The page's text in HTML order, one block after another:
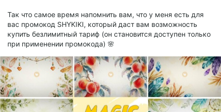
Так что самое время напомнить вам, что у меня есть для
вас промокод SHYKIKI, который даст вам возможность
купить безлимитный тариф (он становится доступен только
при применении промокода) 🌸